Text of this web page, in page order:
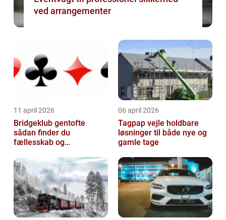
ved arrangementer
11 april 2026
Bridgeklub gentofte
sådan finder du
fællesskab og
06 april 2026
Tagpap vejle holdbare
løsninger til både nye og
gamle tage